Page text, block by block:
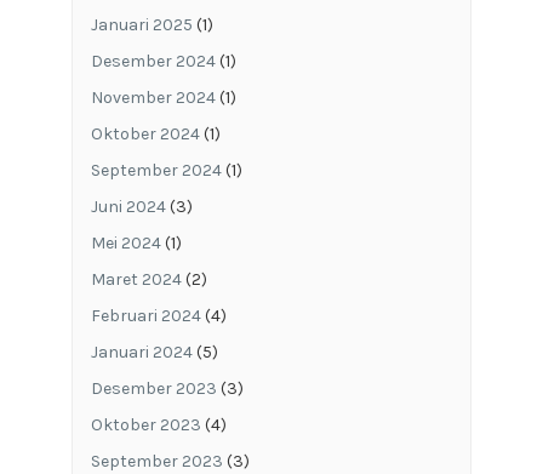
Januari 2025 (1)
Desember 2024(1)
November 2024(1)
Oktober 2024(1)
September 2024(1)
Juni 2024(3)
Mei 2024(1)
Maret 2024(2)
Februari 2024(4)
Januari 2024(5)
Desember 2023 (3)
Oktober 2023 (4)
September 2023 (3)